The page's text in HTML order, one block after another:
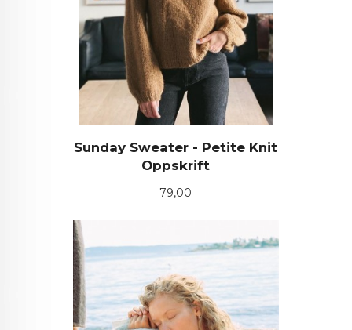
Sunday Sweater - Petite Knit
Oppskrift
Pris
79,00